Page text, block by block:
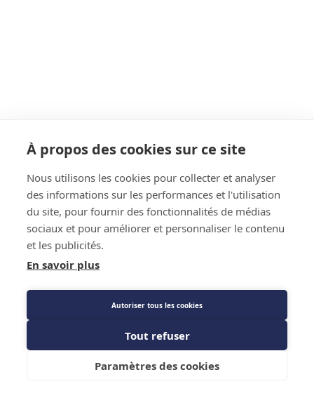
À propos des cookies sur ce site
Nous utilisons les cookies pour collecter et analyser
des informations sur les performances et l'utilisation
du site, pour fournir des fonctionnalités de médias
sociaux et pour améliorer et personnaliser le contenu
et les publicités.
En savoir plus
Autoriser tous les cookies
Tout refuser
Paramètres des cookies